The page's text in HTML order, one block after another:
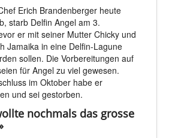
Erich Brandenberger heute
starb Delfin Angel am 3.
er mit seiner Mutter Chicky und
Jamaika in eine Delfin-Lagune
sollen. Die Vorbereitungen auf
für Angel zu viel gewesen.
im Oktober habe er
und sei gestorben.
nochmals das grosse